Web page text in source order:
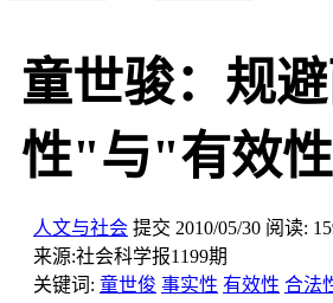
童世骏：规
性"与"有效
人文与社会 提交 2010/05/30 阅读:
来源:社会科学报1199期
关键词: 童世俊 事实性 有效性 合法